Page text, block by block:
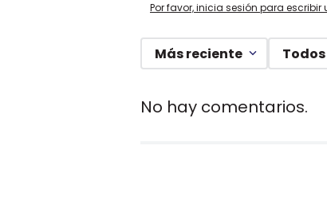
Por favor, inicia sesión para escribir
Más reciente Todos
No hay comentarios.